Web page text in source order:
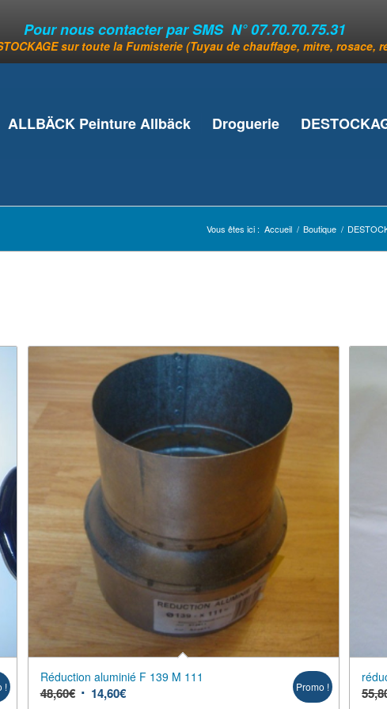
Pour nous contacter par SMS N° 07.70.70.75.31
sur toute la Fumisterie (Tuyau de chauffage, mitre, rosace,
ALLBÄCK Peinture Allbäck Droguerie
Vous êtes ici : Accueil / Boutique /
!
Réduction aluminié F 139 M 111
48,60€ 14,60€ Promo !